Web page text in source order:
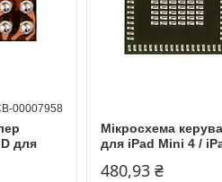
для
00007958
Мікросхема
для iPad Mini 4 /
480,93 ₴